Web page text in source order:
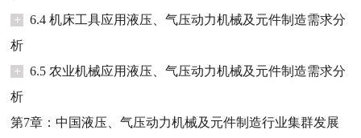
+
6.4 机床工具应用液压、气压动力机械及元件制造需求分
析
+
6.5 农业机械应用液压、气压动力机械及元件制造需求分
析
第7章：中国液压、气压动力机械及元件制造行业集群发展